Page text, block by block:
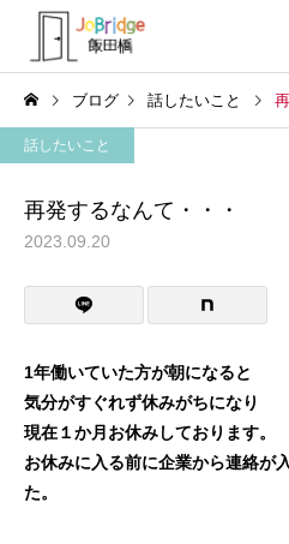
利用者の声
生成AIの書いた文書
ブログ 話したいこと
話したいこと
再発するなんて・・・
2023.09.20
1年働いていた方が朝になると
気分がすぐれず休みがちになり
現在１か月お休みしております。
お休みに入る前に企業から連絡が
た。